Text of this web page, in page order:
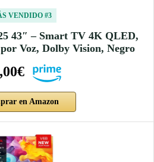
VENDIDO #3
43″ – Smart TV 4K QLED,
Voz, Dolby Vision, Negro
en Amazon